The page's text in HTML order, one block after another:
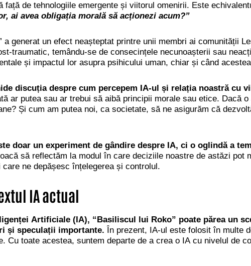
față de tehnologiile emergente și viitorul omenirii. Este
ai avea obligația morală să acționezi acum?”
a generat un efect neașteptat printre unii membri ai comunității
traumatic, temându-se de consecințele necunoașterii sau
și impactul lor asupra psihicului uman, chiar și când
discuția despre cum percepem IA-ul și relația noastră cu
ar putea sau ar trebui să aibă principii morale sau etice. Dacă
Și cum am putea noi, ca societate, să ne asigurăm că
doar un experiment de gândire despre IA, ci o oglindă a
să reflectăm la modul în care deciziile noastre de astăzi pot
ne depășesc înțelegerea și controlul.
IA actual
Artificiale (IA), “Basiliscul lui Roko” poate părea un
și speculații importante. În prezent, IA-ul este folosit în multe
Cu toate acestea, suntem departe de a crea o IA cu nivelul de